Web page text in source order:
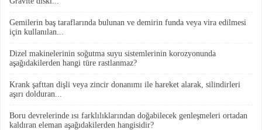
Gemilerin baş taraflarında bulunan ve demirin funda veya vira edilmesi
için kullanılan...
Dizel makinelerinin soğutma suyu sistemlerinin korozyonunda
aşağıdakilerden hangi türe rastlanmaz?
Krank şafttan dişli veya zincir donanımı ile hareket alarak, silindirleri
aşırı dolduran...
Boru devrelerinde ısı farklılıklarından doğabilecek genleşmeleri ortadan
kaldıran eleman aşağıdakilerden hangisidir?